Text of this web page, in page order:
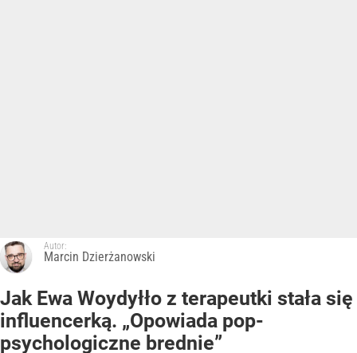
Autor:
Marcin Dzierżanowski
Jak Ewa Woydyłło z terapeutki stała się
influencerką. „Opowiada pop-
psychologiczne brednie”